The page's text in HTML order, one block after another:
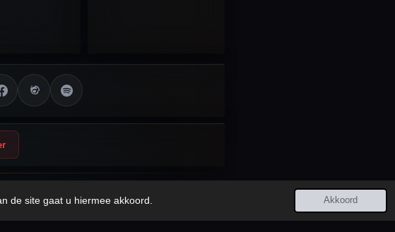
de site gaat u hiermee akkoord. Akkoord
Laatst bijgewerkt: